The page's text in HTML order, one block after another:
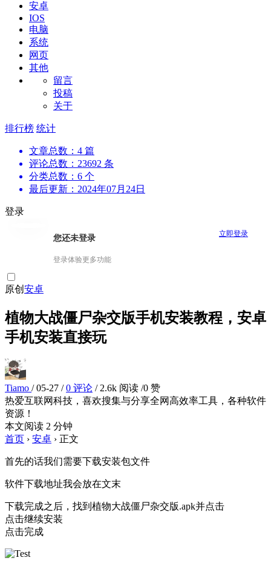
安卓
IOS
电脑
系统
网页
其他
留言
投稿
关于
排行榜 统计
文章总数：4 篇
评论总数：23692 条
分类总数：6 个
最后更新：2024年07月24日
登录
您还未登录
登录体验更多功能
立即登录
原创 安卓
植物大战僵尸杂交版手机安装教程，安卓
手机安装直接玩
Tiamo / 05-27 / 0 评论 /2.6k 阅读 /0 赞
热爱互联网科技，喜欢搜集与分享全网高效率工具，各种软件
资源！
本文阅读 2 分钟
首页 › 安卓 › 正文
首先的话我们需要下载安装包文件
软件下载地址我会放在文末
下载完成之后，找到植物大战僵尸杂交版.apk并点击
点击继续安装
点击完成